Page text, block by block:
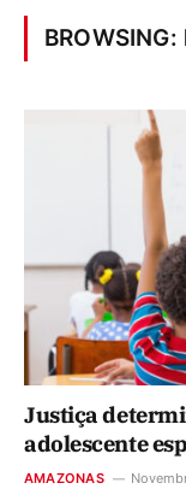
BROWSING:
Justiça
adolescente
AMAZONAS